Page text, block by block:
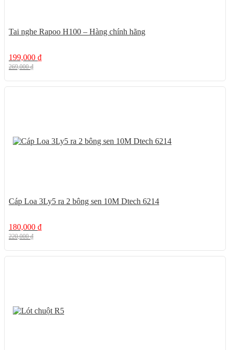
Tai nghe Rapoo H100 – Hàng chính hãng
199,000 ₫
269,000₫
Cáp Loa 3Ly5 ra 2 bông sen 10M Dtech 6214
180,000 ₫
220,000₫